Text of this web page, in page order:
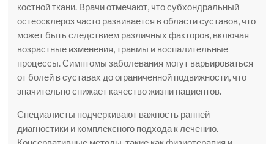
костной ткани. Врачи отмечают, что субхондральный
остеосклероз часто развивается в области суставов, что
может быть следствием различных факторов, включая
возрастные изменения, травмы и воспалительные
процессы. Симптомы заболевания могут варьироваться
от болей в суставах до ограниченной подвижности, что
значительно снижает качество жизни пациентов.
Специалисты подчеркивают важность ранней
диагностики и комплексного подхода к лечению.